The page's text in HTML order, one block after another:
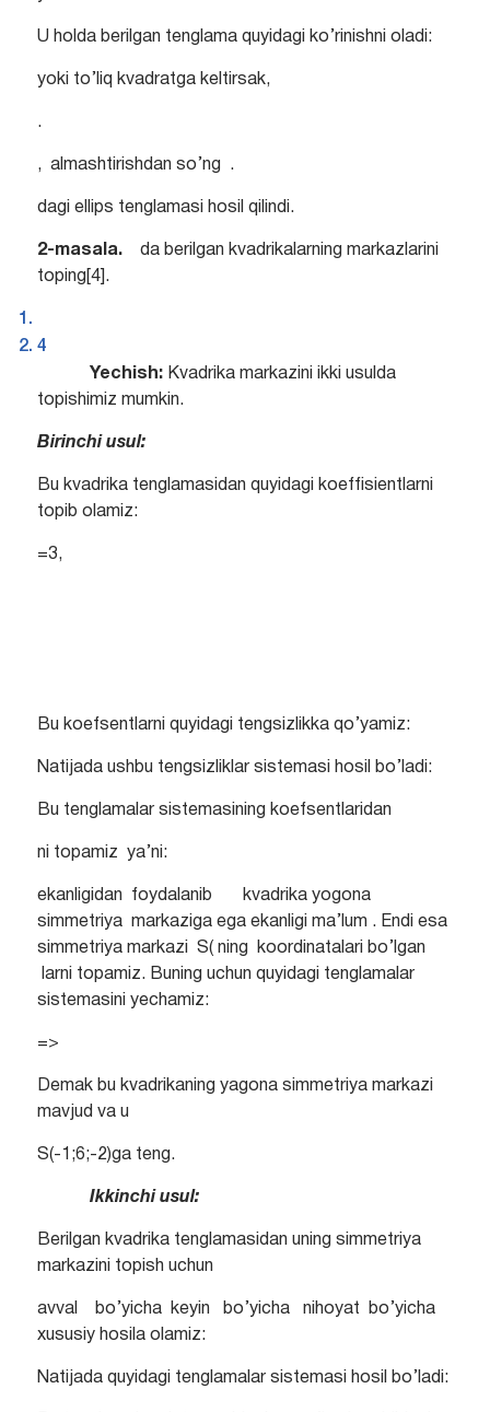
U holda berilgan tenglama quyidagi ko’rinishni oladi:
yoki to’liq kvadratga keltirsak,
.
, almashtirishdan so’ng .
dagi ellips tenglamasi hosil qilindi.
2-masala.da berilgan kvadrikalarning markazlarini
toping[4].
4
Yechish:Kvadrika markazini ikki usulda
topishimiz mumkin.
Birinchi usul:
Bu kvadrika tenglamasidan quyidagi koeffisientlarni
topib olamiz:
=3,
Bu koefsentlarni quyidagi tengsizlikka qo’yamiz:
Natijada ushbu tengsizliklar sistemasi hosil bo’ladi:
Bu tenglamalar sistemasining koefsentlaridan
ni topamiz ya’ni:
ekanligidan foydalanib kvadrika yogona
simmetriya markaziga ega ekanligi ma’lum . Endi esa
simmetriya markazi S( ning koordinatalari bo’lgan
larni topamiz. Buning uchun quyidagi tenglamalar
sistemasini yechamiz:
=>
Demak bu kvadrikaning yagona simmetriya markazi
mavjud va u
S(-1;6;-2)ga teng.
Ikkinchi usul:
Berilgan kvadrika tenglamasidan uning simmetriya
markazini topish uchun
avval bo’yicha keyin bo’yicha nihoyat bo’yicha
xususiy hosila olamiz:
Natijada quyidagi tenglamalar sistemasi hosil bo’ladi: